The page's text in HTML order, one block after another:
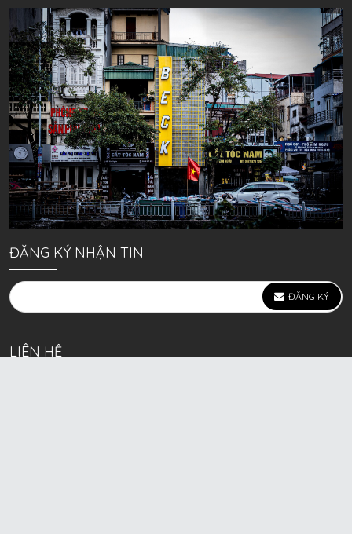
ĐĂNG KÝ NHẬN TIN
ĐĂNG KÝ
LIÊN HỆ